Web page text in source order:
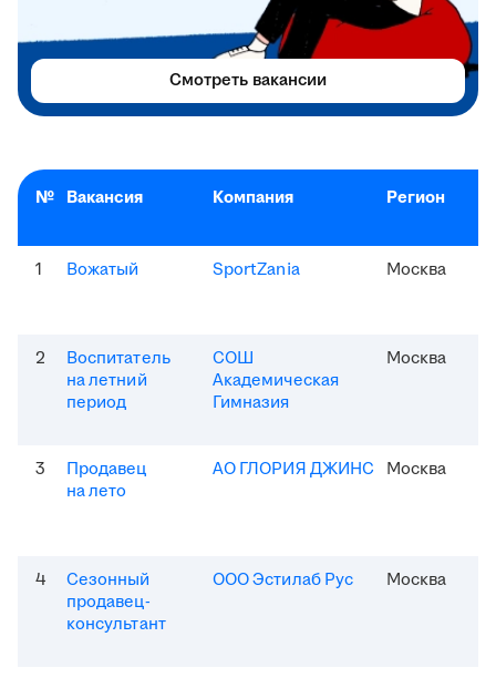
№ Вакансия Компания Регион
1 Вожатый SportZania Москва
2
Воспитатель
на летний
период
СОШ
Академическая
Гимназия
Москва
3
Продавец
на лето
АО ГЛОРИЯ ДЖИНС Москва
4
Сезонный
продавец-
консультант
ООО Эстилаб Рус Москва
Смотреть вакансии